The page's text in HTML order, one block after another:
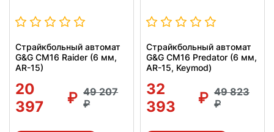
Страйкбольный автомат
G&G CM16 Raider (6 мм,
AR-15)
20
397
49 207
Страйкбольный автомат
G&G CM16 Predator (6 мм,
AR-15, Keymod)
32
393
49 823